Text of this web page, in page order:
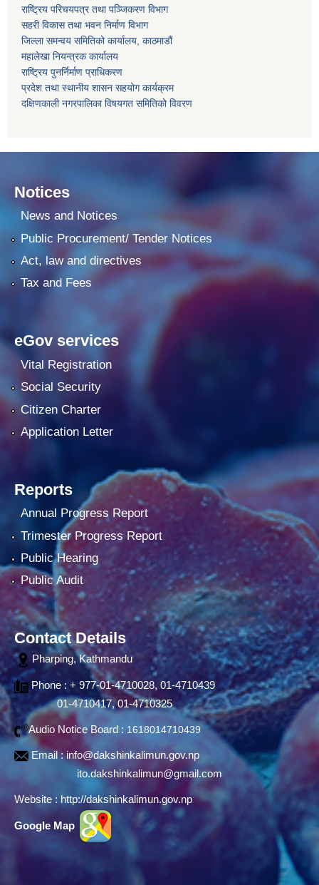
राष्ट्रिय परिचयपत्र तथा पञ्जिकरण विभाग
सहरी विकास तथा भवन निर्माण विभाग
जिल्ला समन्वय समितिको कार्यालय, काठमाडौं
महालेखा नियन्त्रक कार्यालय
राष्ट्रिय पुनर्निर्माण प्राधिकरण
प्रदेश तथा स्थानीय शासन सहयोग कार्यक्रम
दक्षिणकाली नगरपालिका विषयगत समितिको विवरण
Notices
News and Notices
Public Procurement/ Tender Notices
Act, law and directives
Tax and Fees
eGov services
Vital Registration
Social Security
Citizen Charter
Application Letter
Reports
Annual Progress Report
Trimester Progress Report
Public Hearing
Public Audit
Contact Details
Pharping, Kathmandu
Phone : + 977-01-4710028, 01-4710439
01-4710417, 01-4710325
Audio Notice Board : 1618014710439
Email :info@dakshinkalimun.gov.np
ito.dakshinkalimun@gmail.com
Website : http://dakshinkalimun.gov.np
Google Map